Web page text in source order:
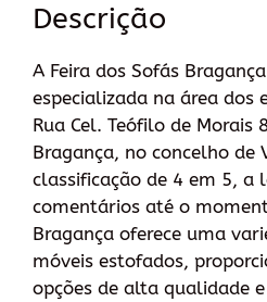
Descrição
A Feira dos Sofás
especializada na área dos
Rua Cel. Teófilo de Morais
Bragança, no concelho de
classificação de 4 em 5, a
comentários até o
Bragança oferece uma
móveis estofados,
opções de alta qualidade